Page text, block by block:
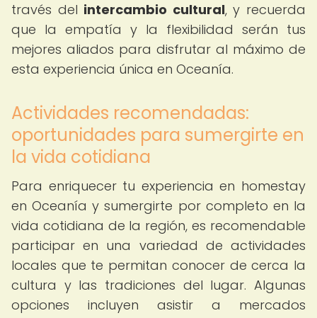
través del intercambio cultural, y recuerda
que la empatía y la flexibilidad serán tus
mejores aliados para disfrutar al máximo de
esta experiencia única en Oceanía.
Actividades recomendadas:
oportunidades para sumergirte en
la vida cotidiana
Para enriquecer tu experiencia en homestay
en Oceanía y sumergirte por completo en la
vida cotidiana de la región, es recomendable
participar en una variedad de actividades
locales que te permitan conocer de cerca la
cultura y las tradiciones del lugar. Algunas
opciones incluyen asistir a mercados